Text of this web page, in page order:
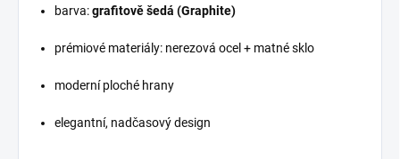
barva:grafitově šedá (Graphite)
prémiové materiály: nerezová ocel + matné sklo
moderní ploché hrany
elegantní, nadčasový design